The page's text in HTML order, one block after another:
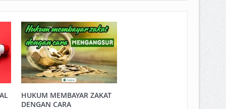
HUKUM MEMBAYAR ZAKAT
DENGAN CARA